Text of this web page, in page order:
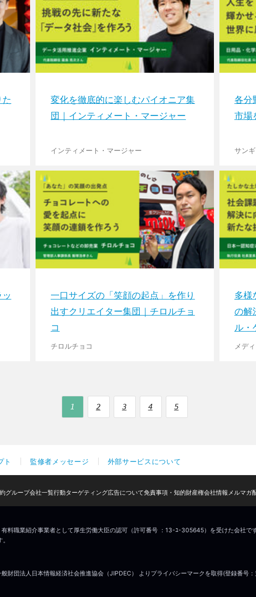
た
変化を徹底的に楽しむパイオニア集
団｜インティメート・マージャー
インティメート・マージャー
各分
市場
サンギ
一口サイズの「笑顔の起点」を作り
出すクリエイター集団｜チロルチョ
コ
チロルチョコ
多様
の解
ル・
メデ
1 2 3 4 5
ト 監修者メッセージ 外部サービスについて
グループ会社一覧行動ターゲティング広告について免責事項・知的財産権会社情報 メルマガ